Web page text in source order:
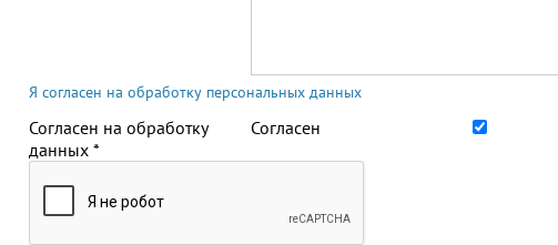
Я согласен на обработку персональных данных
Согласен на обработку
данных *
Согласен